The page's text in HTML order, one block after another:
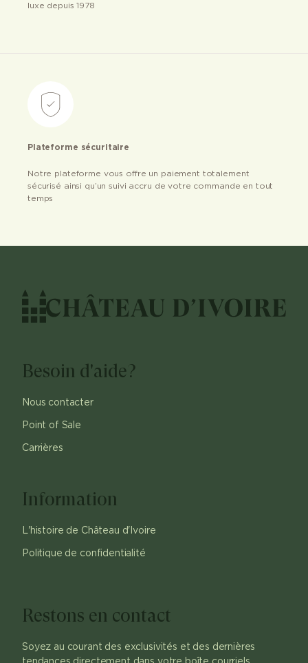
luxe depuis 1978
Plateforme sécuritaire
Notre plateforme vous offre un paiement totalement
sécurisé ainsi qu’un suivi accru de votre commande en tout
temps
Besoin d'aide?
Nous contacter
Point of Sale
Carrières
Information
L'histoire de Château d'Ivoire
Politique de confidentialité
Restons en contact
Soyez au courant des exclusivités et des dernières